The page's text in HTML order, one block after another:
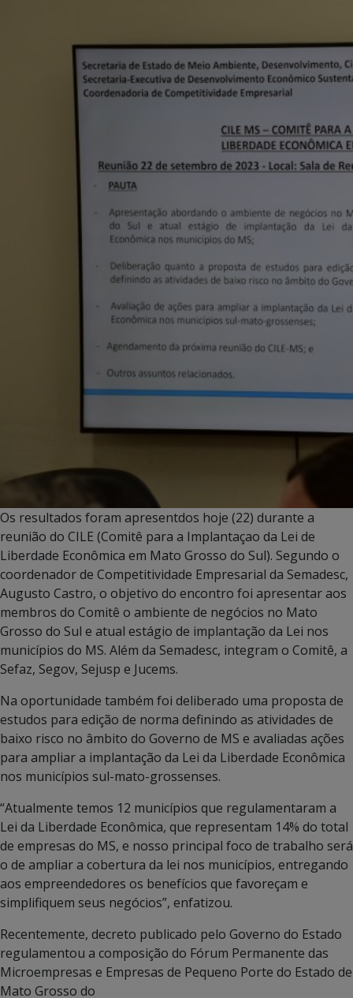
Os resultados foram apresentdos hoje (22) durante a
reunião do CILE (Comitê para a Implantaçao da Lei de
Liberdade Econômica em Mato Grosso do Sul). Segundo o
coordenador de Competitividade Empresarial da Semadesc,
Augusto Castro, o objetivo do encontro foi apresentar aos
membros do Comitê o ambiente de negócios no Mato
Grosso do Sul e atual estágio de implantação da Lei nos
municípios do MS. Além da Semadesc, integram o Comitê, a
Sefaz, Segov, Sejusp e Jucems.
Na oportunidade também foi deliberado uma proposta de
estudos para edição de norma definindo as atividades de
baixo risco no âmbito do Governo de MS e avaliadas ações
para ampliar a implantação da Lei da Liberdade Econômica
nos municípios sul-mato-grossenses.
“Atualmente temos 12 municípios que regulamentaram a
Lei da Liberdade Econômica, que representam 14% do total
de empresas do MS, e nosso principal foco de trabalho será
o de ampliar a cobertura da lei nos municípios, entregando
aos empreendedores os benefícios que favoreçam e
simplifiquem seus negócios”, enfatizou.
Recentemente, decreto publicado pelo Governo do Estado
regulamentou a composição do Fórum Permanente das
Microempresas e Empresas de Pequeno Porte do Estado de
Mato Grosso do